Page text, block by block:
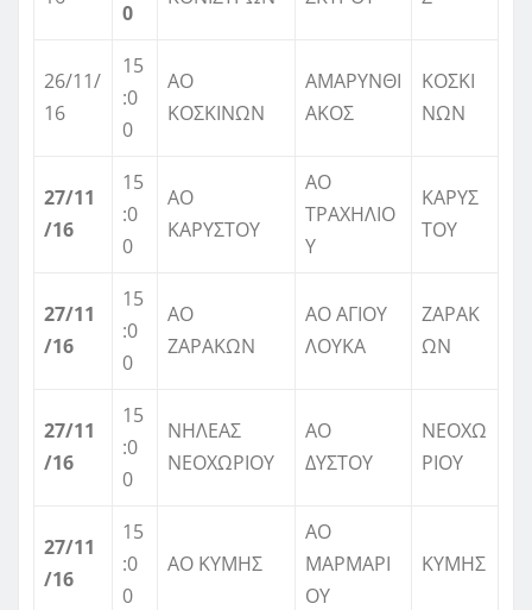
0
26/11/
16
15
:0
0
ΑΟ
ΚΟΣΚΙΝΩΝ
ΑΜΑΡΥΝΘΙ
ΑΚΟΣ
ΚΟΣΚΙ
ΝΩΝ
27/11
/16
15
:0
0
ΑΟ
ΚΑΡΥΣΤΟΥ
ΑΟ
ΤΡΑΧΗΛΙΟ
Υ
ΚΑΡΥΣ
ΤΟΥ
27/11
/16
15
:0
0
ΑΟ
ΖΑΡΑΚΩΝ
ΑΟ ΑΓΙΟΥ
ΛΟΥΚΑ
ΖΑΡΑΚ
ΩΝ
27/11
/16
15
:0
0
ΝΗΛΕΑΣ
ΝΕΟΧΩΡΙΟΥ
ΑΟ
ΔΥΣΤΟΥ
ΝΕΟΧΩ
ΡΙΟΥ
27/11
/16
15
:0
0
ΑΟ ΚΥΜΗΣ
ΑΟ
ΜΑΡΜΑΡΙ
ΟΥ
ΚΥΜΗΣ